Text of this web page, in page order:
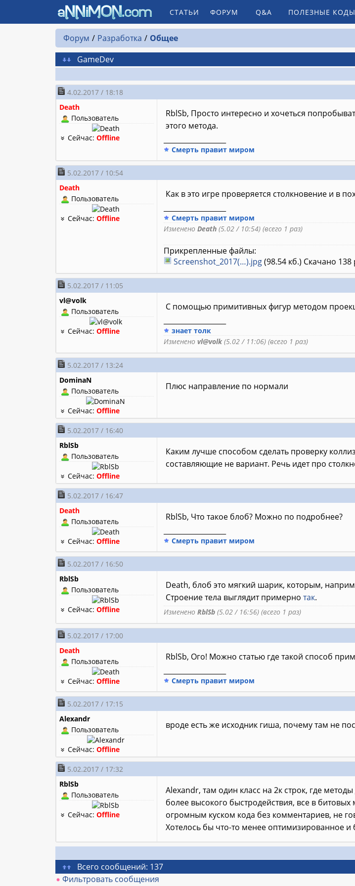
СТАТЬИ ФОРУМ Q&A ПОЛЕЗНЫЕ КОДЫ
Форум Разработка Общее
GameDev
4.02.2017 / 18:18
Death
Пользователь
Сейчас:Offline
RblSb, Просто интересно и хочеться
этого метода.
Смерть правит миром
5.02.2017 / 10:54
Death
Пользователь
Сейчас:Offline
Как в это игре проверяется столкновение и в
Смерть правит миром
Изменено Death(5.02 / 10:54) (всего 1 раз)
Прикрепленные файлы:
Screenshot_2017(…).jpg(98.54 кб.) Скачано 138
5.02.2017 / 11:05
vl@volk
Пользователь
Сейчас:Offline
С помощью примитивных фигур методом
знает толк
Изменено vl@volk(5.02 / 11:06) (всего 1 раз)
5.02.2017 / 13:24
DominaN
Пользователь
Сейчас:Offline
Плюс направление по нормали
5.02.2017 / 16:40
RblSb
Пользователь
Сейчас:Offline
Каким лучше способом сделать проверку
составляющие не вариант. Речь идет про
5.02.2017 / 16:47
Death
Пользователь
Сейчас:Offline
RblSb, Что такое блоб? Можно по подробнее?
Смерть правит миром
5.02.2017 / 16:50
RblSb
Пользователь
Сейчас:Offline
Death, блоб это мягкий шарик, которым,
Строение тела выглядит примерно так.
Изменено RblSb(5.02 / 16:56) (всего 1 раз)
5.02.2017 / 17:00
Death
Пользователь
Сейчас:Offline
RblSb, Ого! Можно статью где такой способ
Смерть правит миром
5.02.2017 / 17:15
Alexandr
Пользователь
Сейчас:Offline
вроде есть же исходник гиша, почему там не
5.02.2017 / 17:32
RblSb
Пользователь
Сейчас:Offline
Alexandr, там один класс на 2к строк, где
более высокого быстродействия, все в
огромным куском кода без комментариев, не
Хотелось бы что-то менее оптимизированное и
Всего сообщений: 137
Фильтровать сообщения